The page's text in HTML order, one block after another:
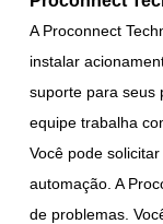
A Proconnect
instalar
suporte para seus
equipe trabalha
Você pode
automação. A
de problemas.